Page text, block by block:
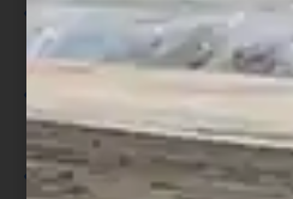
Per ogni acquisto
punti;
Utilizza i punti per
sconto;
I punti sono